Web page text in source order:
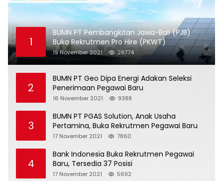
1
BUMN PT Pembangkitan Jawa-Bali (PJB)
Buka Rekrutmen Pro Hire (PKWT)
19 November 2021 28774
2
BUMN PT Geo Dipa Energi Adakan Seleksi
Penerimaan Pegawai Baru
16 November 2021 9388
3
BUMN PT PGAS Solution, Anak Usaha
Pertamina, Buka Rekrutmen Pegawai Baru
17 November 2021 7860
4
Bank Indonesia Buka Rekrutmen Pegawai
Baru, Tersedia 37 Posisi
17 November 2021 5692